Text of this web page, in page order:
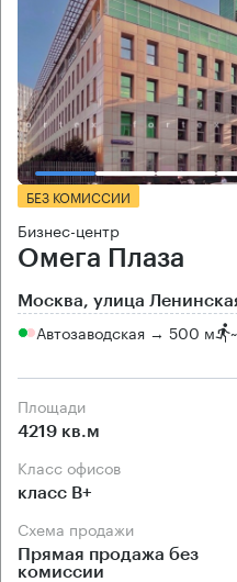
БЕЗ КОМИССИИ
Бизнес-центр
Омега Плаза
Москва, улица
Автозаводская → 500 м ~
Площади
4219 кв.м
Класс офисов
класс B+
Схема продажи
Прямая продажа без
комиссии